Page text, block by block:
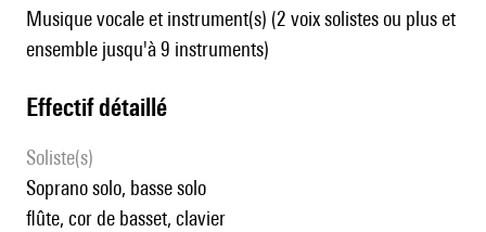
Musique vocale et instrument(s) (2 voix solistes ou plus et
ensemble jusqu'à 9 instruments)
effectif détaillé
Soliste(s)
soprano solo, basse solo
flûte, cor de basset, clavier